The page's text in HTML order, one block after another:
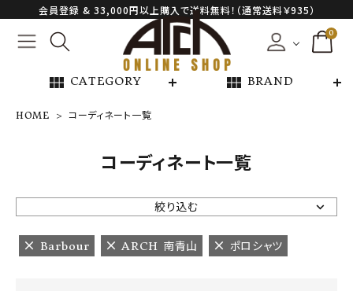
会員登録 & 33,000円以上購入で送料無料！（通常送料￥935）
0
view_module CATEGORY view_module BRAND
NEW ARRIVAL
ARCH EXCLUSIVE
BRAND
HOME コーディネート一覧
コーディネート一覧
絞り込む
Barbour ARCH 南青山 ポロシャツ